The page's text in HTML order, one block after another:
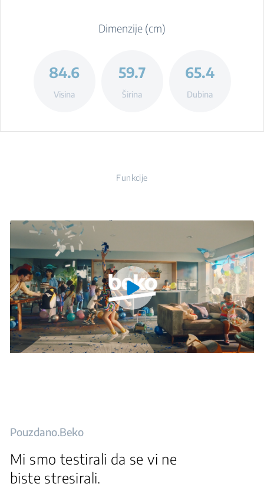
Dimenzije (cm)
84.6
Visina
59.7
Širina
65.4
Dubina
Funkcije
Pouzdano.Beko
Mi smo testirali da se vi ne
biste stresirali.